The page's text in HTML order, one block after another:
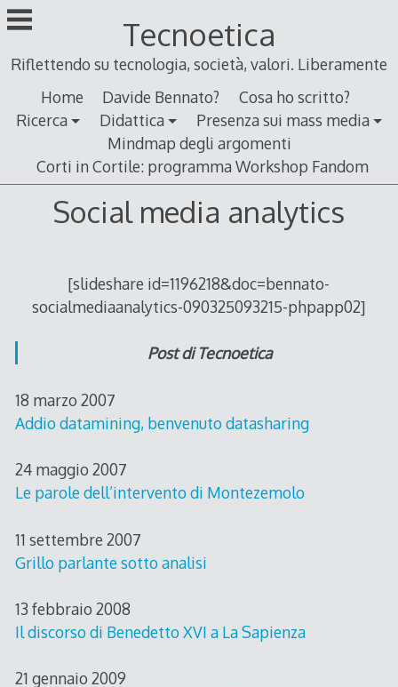
Skip
to
Tecnoetica
Riflettendo su tecnologia, società, valori. Liberamente
Home
Davide Bennato?
Cosa ho scritto?
Ricerca
Didattica
Presenza sui mass media
Mindmap degli argomenti
Corti in Cortile: programma Workshop Fandom
Social media analytics
[slideshare id=1196218&doc=bennato-
socialmediaanalytics-090325093215-phpapp02]
Post di Tecnoetica
18 marzo 2007
Addio datamining, benvenuto datasharing
24 maggio 2007
Le parole dell’intervento di Montezemolo
11 settembre 2007
Grillo parlante sotto analisi
13 febbraio 2008
Il discorso di Benedetto XVI a La Sapienza
21 gennaio 2009